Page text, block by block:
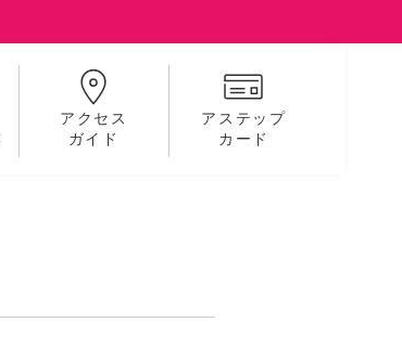
アクセス
ガイド
アステップ
カード